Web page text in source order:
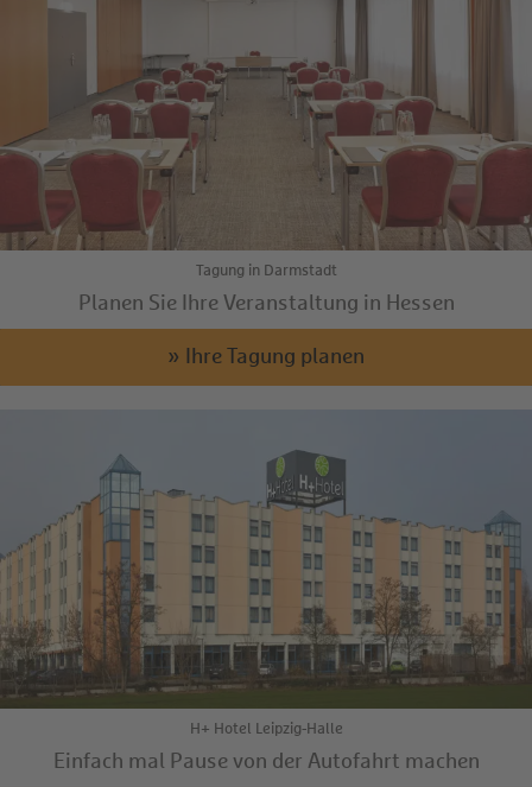
Tagung in Darmstadt
Planen Sie Ihre Veranstaltung in Hessen
» Ihre Tagung planen
H+ Hotel Leipzig-Halle
Einfach mal Pause von der Autofahrt machen